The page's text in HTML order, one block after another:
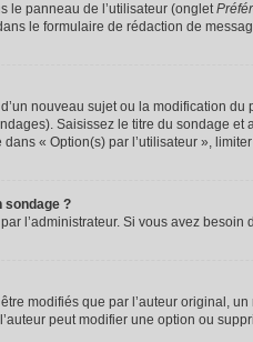
le panneau de l’utilisateur (onglet
le formulaire de rédaction de
nouveau sujet ou la modification
Saisissez le titre du sondage
« Option(s) par l’utilisateur »,
sondage ?
l’administrateur. Si vous avez besoin
modifiés que par l’auteur original,
peut modifier une option ou